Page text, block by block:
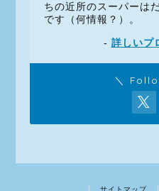
ちの近所のスーパーは
です（何情報？）。
- 詳しいプ
＼
サイトマップ